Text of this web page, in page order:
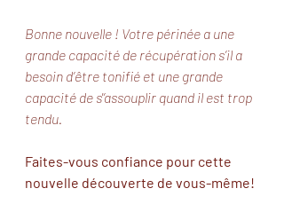
Bonne nouvelle ! Votre périnée a une
grande capacité de récupération s’il a
besoin d’être tonifié et une grande
capacité de s'’assouplir quand il est trop
tendu.
Faites-vous confiance pour cette
nouvelle découverte de vous-même!